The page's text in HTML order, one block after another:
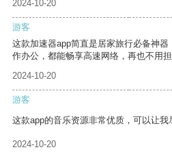
2024-10-20
游客
这款加速器app简直是居家旅行必备神
作办公，都能畅享高速网络，再也不用担
2024-10-20
游客
这款app的音乐资源非常优质，可以让我
2024-10-20